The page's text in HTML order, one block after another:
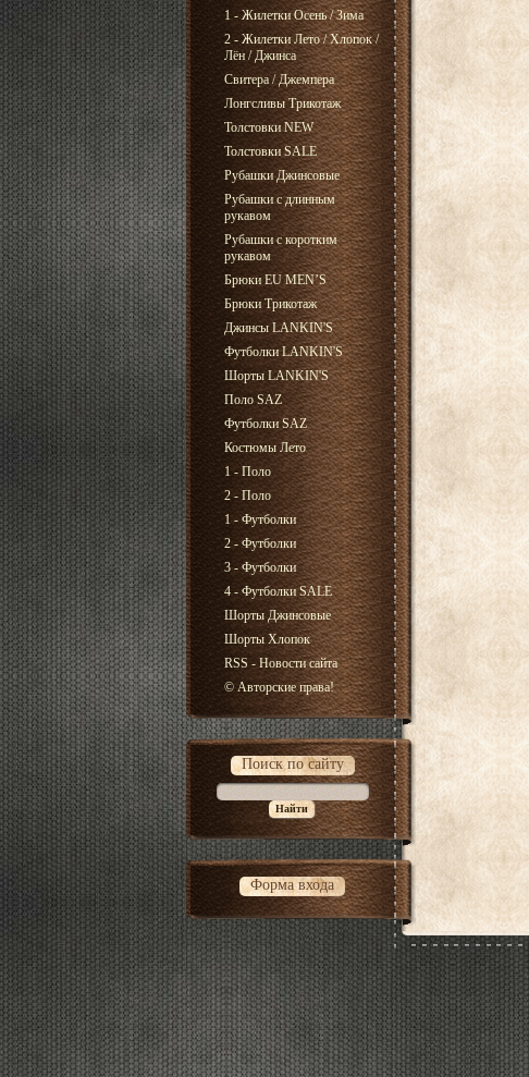
1 - Жилетки Осень / Зима
2 - Жилетки Лето / Хлопок /
Лён / Джинса
Свитера / Джемпера
Лонгсливы Трикотаж
Толстовки NEW
Толстовки SALE
Рубашки Джинсовые
Рубашки с длинным
рукавом
Рубашки с коротким
рукавом
Брюки EU MEN’S
Брюки Трикотаж
Джинсы LANKIN'S
Футболки LANKIN'S
Шорты LANKIN'S
Поло SAZ
Футболки SAZ
Костюмы Лето
1 - Поло
2 - Поло
1 - Футболки
2 - Футболки
3 - Футболки
4 - Футболки SALE
Шорты Джинсовые
Шорты Хлопок
RSS - Новости сайта
© Авторские права!
Поиск по сайту
Форма входа